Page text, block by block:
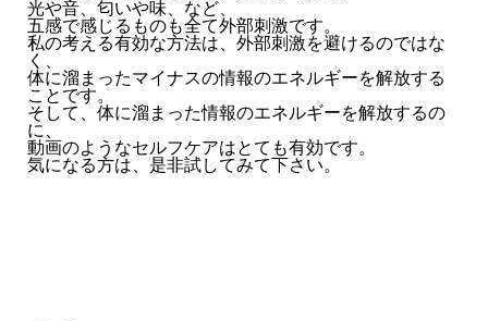
光や音、匂いや味、など、
五感で感じるものも全て外部刺激です。
私の考える有効な方法は、外部刺激を避けるのではな
く、
体に溜まったマイナスの情報のエネルギーを解放する
ことです。
そして、体に溜まった情報のエネルギーを解放するの
に、
動画のようなセルフケアはとても有効です。
気になる方は、是非試してみて下さい。